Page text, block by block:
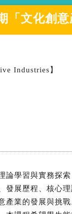
「 文化創意
Industries】
論學習與實務探
發展歷程、核心
產業的發展與挑